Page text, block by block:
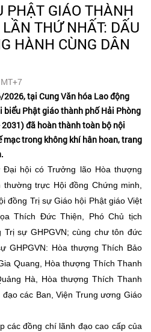
GIÁO THÀNH
THỨ NHẤT: DẤU
HÀNH CÙNG DÂN
tại Cung Văn hóa Lao động
biểu Phật giáo thành phố Hải Phòng
đã hoàn thành toàn bộ nội
mạc trong không khí hân hoan, trang
hội có Trưởng lão Hòa thượng
trực Hội đồng Chứng minh,
đồng Trị sự Giáo hội Phật giáo Việt
Thích Đức Thiện, Phó Chủ tịch
sự GHPGVN; cùng chư tôn đức
GHPGVN: Hòa thượng Thích Bảo
Quang, Hòa thượng Thích Thanh
Hà, Hòa thượng Thích Thanh
các Ban, Viện Trung ương Giáo
các đồng chí lãnh đạo cao cấp của